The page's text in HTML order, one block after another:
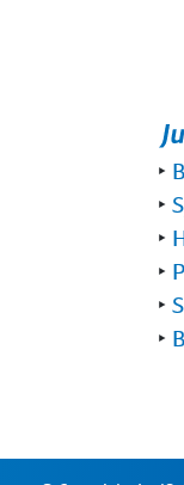
‣
‣
‣
‣
‣
‣